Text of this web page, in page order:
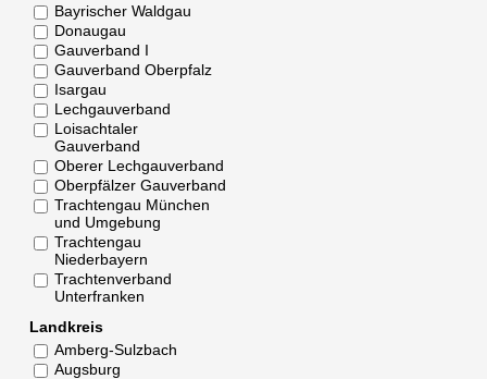
Bayrischer Waldgau
Donaugau
Gauverband I
Gauverband Oberpfalz
Isargau
Lechgauverband
Loisachtaler
Gauverband
Oberer Lechgauverband
Oberpfälzer Gauverband
Trachtengau München
und Umgebung
Trachtengau
Niederbayern
Trachtenverband
Unterfranken
Landkreis
Amberg-Sulzbach
Augsburg